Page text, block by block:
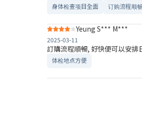
身体检查项目全面 订购流程顺畅
Yeung S*** M***
2025-03-11
訂購流程順暢, 好快便可以安排
体检地点方便